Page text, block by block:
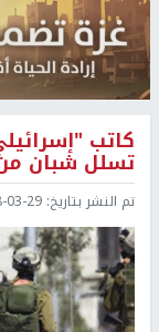
كاتب
تسلل شبان
تم النشر بتاريخ: 29 19:48